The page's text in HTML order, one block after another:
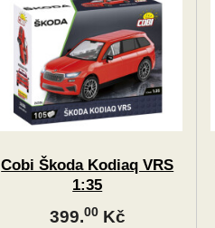
Cobi Škoda Kodiaq VRS
1:35
399.00Kč